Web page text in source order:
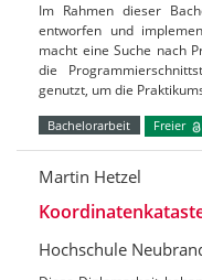
Im Rahmen dieser
entworfen und
macht eine Suche nach
die
genutzt, um die
Bachelorarbeit Freier
Martin Hetzel
Hochschule